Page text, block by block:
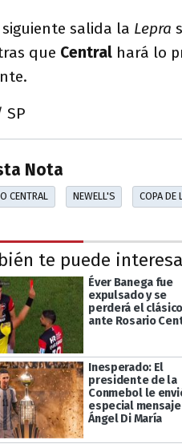
siguiente salida la Lepra
que Central hará lo
SP
Nota
CENTRAL NEWELL'S COPA DE
te puede
Éver Banega fue
expulsado y se
perderá el clásico
ante Rosario
Inesperado: El
presidente de la
Conmebol le
especial mensaje
Ángel Di María